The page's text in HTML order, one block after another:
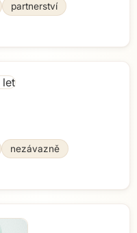
partnerství
nezávazně